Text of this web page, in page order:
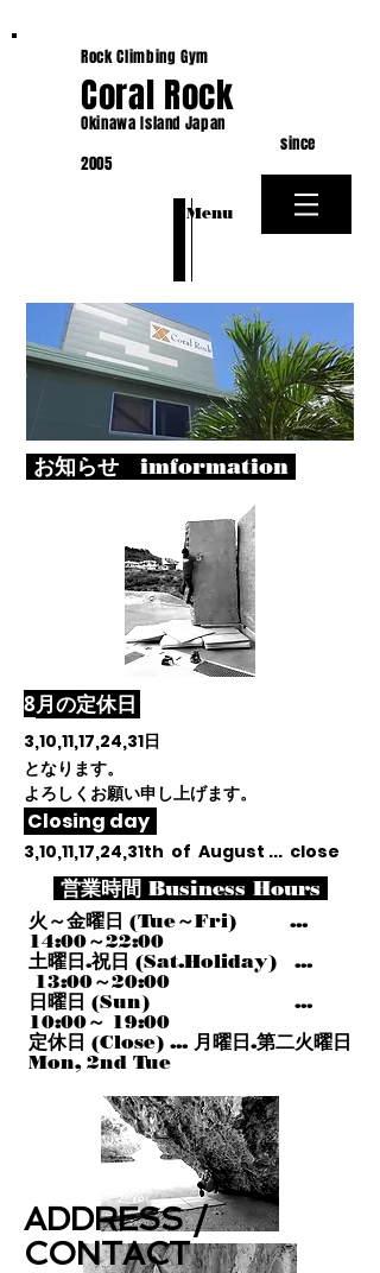
Rock Climbing Gym
Coral Rock
Okinawa Island Japan
since
2005
​Menu
お知らせ imformation
​8月の定休日
3,10,11,17,24,31日
となります。
よろしくお願い申し上げます。
Closing day
3,10,11,17,24,31th of August ... close
営業時間 Business Hours
火～金曜日 (Tue～Fri) ...
14:00～22:00
土曜日.祝日 (Sat.Holiday) ...
13:00～20:00
日曜日 (Sun) ...
10:00～ 19:00
定休日 (Close) ... 月曜日.第二火曜日
Mon, 2nd Tue
ADDRESS /
CONTACT